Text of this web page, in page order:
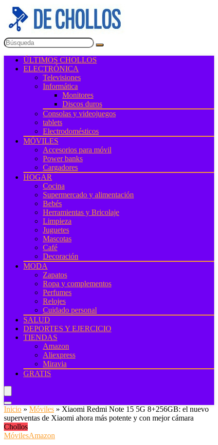
ÚLTIMOS CHOLLOS
ELECTRÓNICA
Televisiones
Informática
Monitores
Discos duros
Consolas y videojuegos
tablets
Electrodomésticos
MÓVILES
Accesorios para móvil
Power banks
Cargadores
HOGAR
Cocina
Supermercado y alimentación
Bebés
Herramientas y Bricolaje
Limpieza
Juguetes
Mascotas
Café
Decoración
MODA
Zapatos
Ropa y complementos
Perfumes
Relojes
Cuidado personal
SALUD
DEPORTES Y EJERCICIO
TIENDAS
Amazon
Aliexpress
Miravia
GRATIS
Inicio » Móviles » Xiaomi Redmi Note 15 5G 8+256GB: el nuevo
superventas de Xiaomi ahora más potente y con mejor cámara
Chollos
MóvilesAmazon